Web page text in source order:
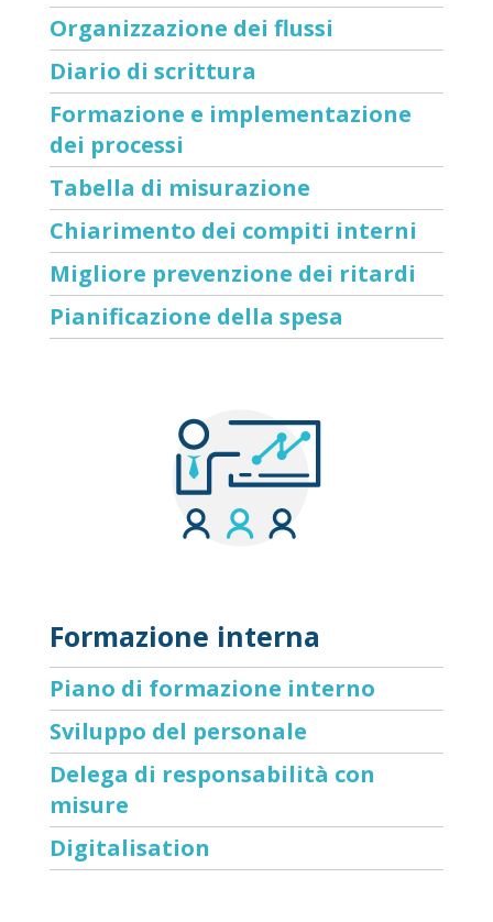
Organizzazione dei flussi
Diario di scrittura
Formazione e implementazione
dei processi
Tabella di misurazione
Chiarimento dei compiti interni
Migliore prevenzione dei ritardi
Pianificazione della spesa
Formazione interna
Piano di formazione interno
Sviluppo del personale
Delega di responsabilità con
misure
Digitalisation